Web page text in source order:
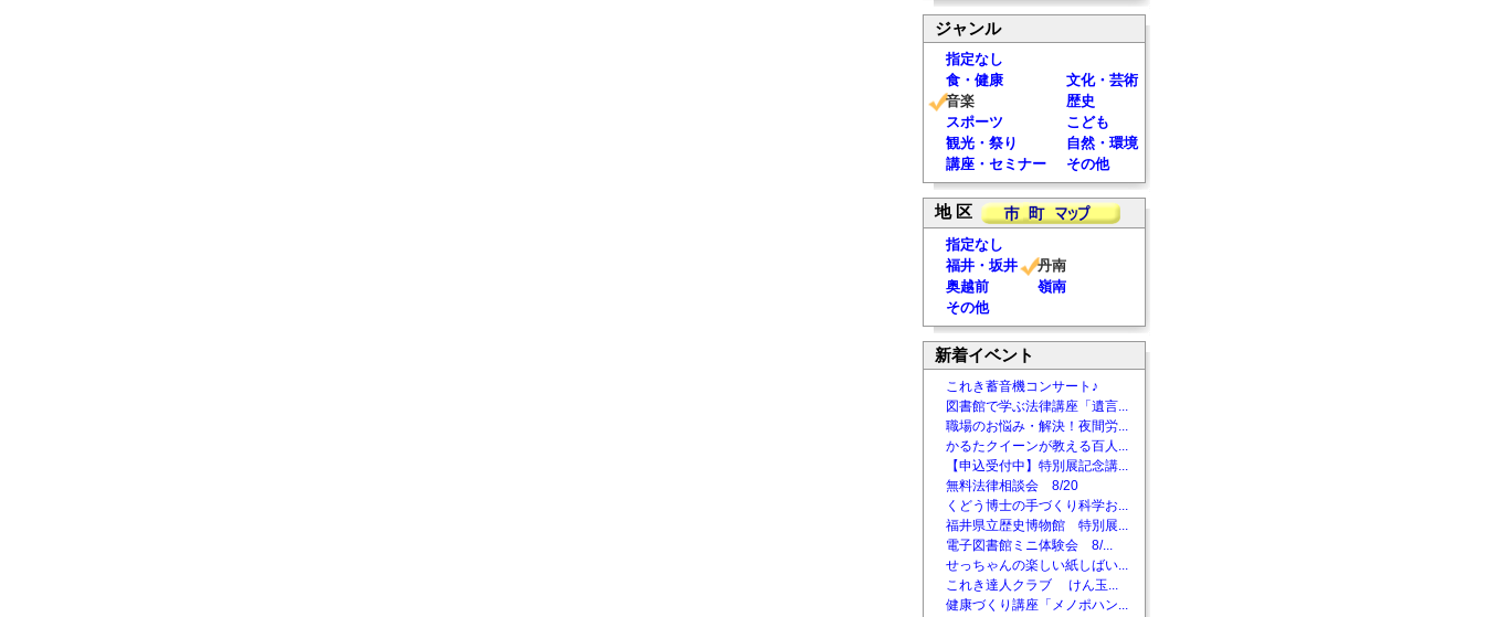
ジャンル
指定なし
食・健康
文化・芸術
音楽
歴史
スポーツ
こども
観光・祭り
自然・環境
講座・セミナー
その他
地 区
指定なし
福井・坂井
丹南
奥越前
嶺南
その他
新着イベント
これき蓄音機コンサート♪
図書館で学ぶ法律講座「遺言...
職場のお悩み・解決！夜間労...
かるたクイーンが教える百人...
【申込受付中】特別展記念講...
無料法律相談会 8/20
くどう博士の手づくり科学お...
福井県立歴史博物館 特別展...
電子図書館ミニ体験会 8/...
せっちゃんの楽しい紙しばい...
これき達人クラブ けん玉...
健康づくり講座「メノポハン...